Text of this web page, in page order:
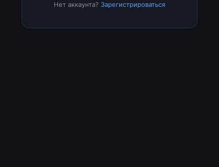
Нет аккаунта? Зарегистрироваться